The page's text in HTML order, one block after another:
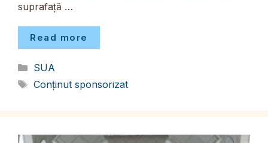
suprafață …
Read more
Categorii
SUA
Etichete
Conținut sponsorizat